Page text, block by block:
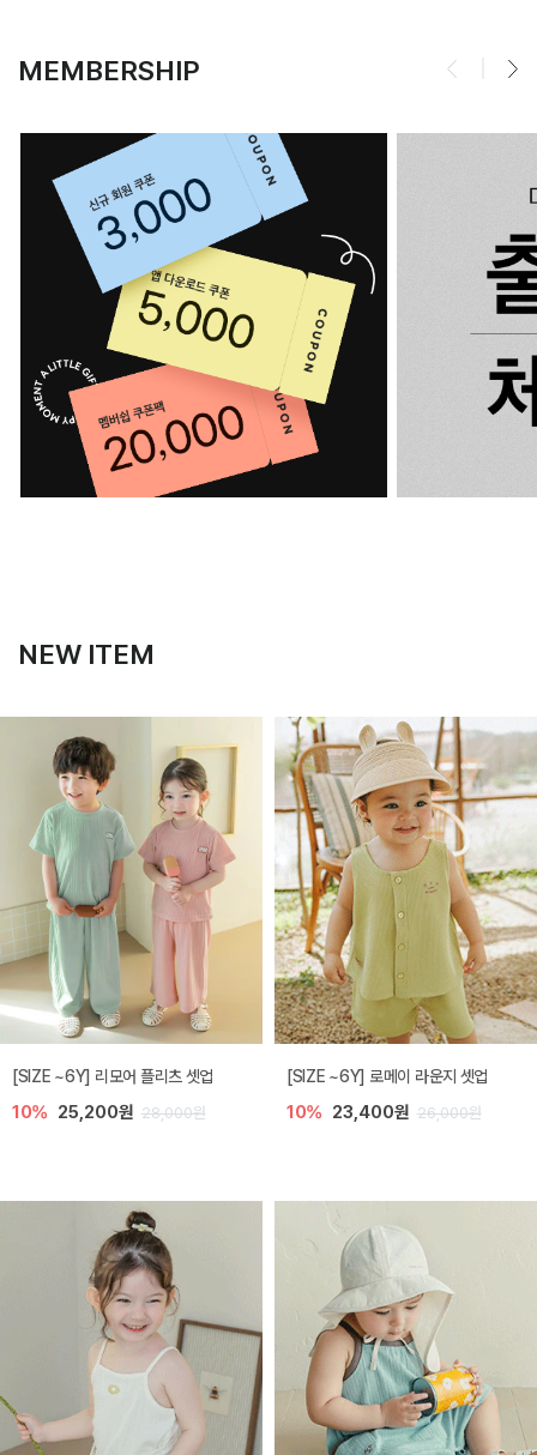
MEMBERSHIP
NEW ITEM
[SIZE ~6Y] 리모어 플리츠 셋업
10% 25,200원 28,000원
[SIZE ~6Y] 로메이 라운지 셋업
10% 23,400원 26,000원